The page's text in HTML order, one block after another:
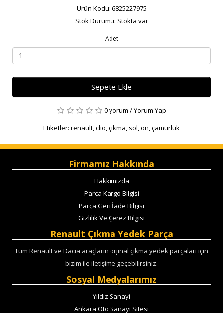
Ürün Kodu: 6825227975
Stok Durumu: Stokta var
Adet
Sepete Ekle
0 yorum /Yorum Yap
Etiketler: renault,clio,çıkma, sol,ön,çamurluk
Firmamız Hakkında
Hakkımızda
Parça Kargo Bilgisi
Parça Geri İade Bilgisi
Gizlilik Ve Çerez Bilgisi
Renault Çıkma Yedek Parça
Tüm Renault ve Dacia araçların orjinal çıkma yedek parçaları için
bizim ile iletişime geçebilirsiniz.
Sosyal Medyalarımız
Yıldız Sanayi
Ankara Oto Sanayi Sitesi